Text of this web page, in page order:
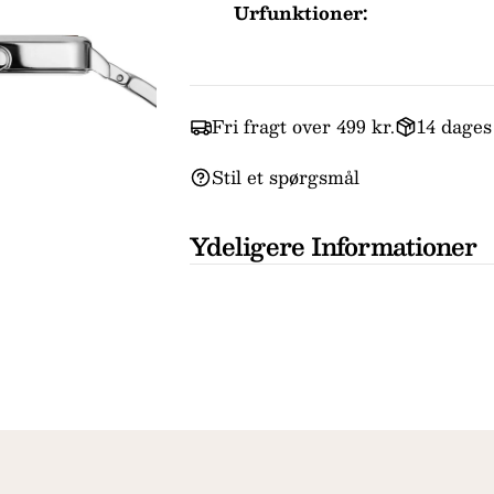
Urfunktioner:
Fri fragt over 499 kr.
14
Stil et spørgsmål
Ydeligere Informationer